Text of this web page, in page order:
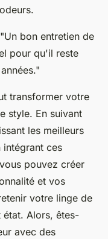
bon entretien de
pour qu'il reste
transformer votre
style. En suivant
les meilleurs
ces
pouvez créer
et vos
votre linge de
Alors, êtes-
avec des